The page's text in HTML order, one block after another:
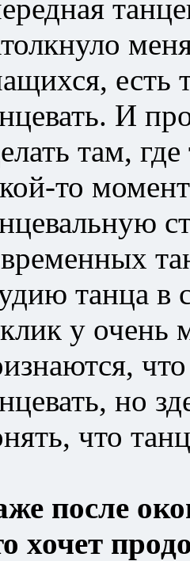
есть
И
там,
то
танца в
у очень
но
что
после
хочет